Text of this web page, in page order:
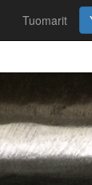
Tuomarit